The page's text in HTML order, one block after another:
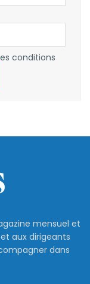
conditions
mensuel et
aux dirigeants
dans